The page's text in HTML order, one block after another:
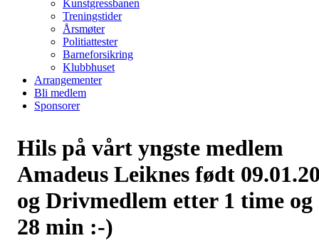
Kunstgressbanen
Treningstider
Årsmøter
Politiattester
Barneforsikring
Klubbhuset
Arrangementer
Bli medlem
Sponsorer
Hils på vårt yngste medlem
Amadeus Leiknes født
og Drivmedlem etter 1 time og
28 min :-)